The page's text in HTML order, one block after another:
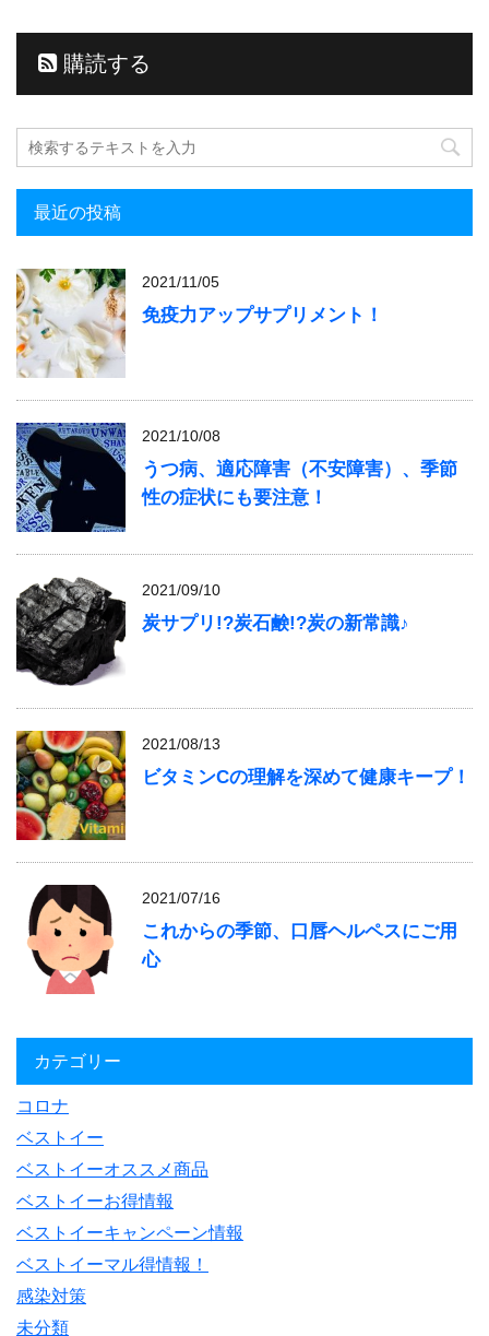
購読する
最近の投稿
2021/11/05
免疫力アップサプリメント！
2021/10/08
うつ病、適応障害（不安障害）、季節
性の症状にも要注意！
2021/09/10
炭サプリ!?炭石鹸!?炭の新常識♪
2021/08/13
ビタミンCの理解を深めて健康キープ！
2021/07/16
これからの季節、口唇ヘルペスにご用
心
カテゴリー
コロナ
ベストイー
ベストイーオススメ商品
ベストイーお得情報
ベストイーキャンペーン情報
ベストイーマル得情報！
感染対策
未分類